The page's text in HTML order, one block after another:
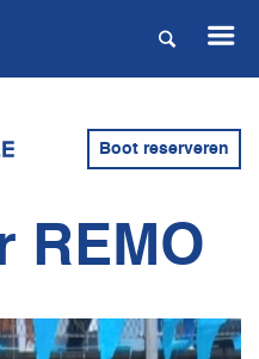
Boot reserveren
REMO